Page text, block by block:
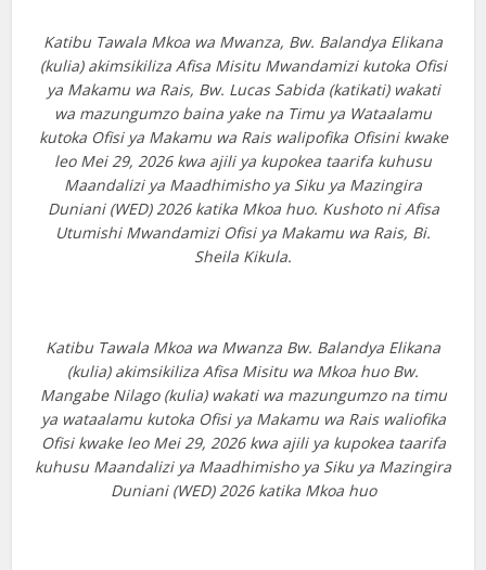
Katibu Tawala Mkoa wa Mwanza, Bw. Balandya Elikana
(kulia) akimsikiliza Afisa Misitu Mwandamizi kutoka Ofisi
ya Makamu wa Rais, Bw. Lucas Sabida (katikati) wakati
wa mazungumzo baina yake na Timu ya Wataalamu
kutoka Ofisi ya Makamu wa Rais walipofika Ofisini kwake
leo Mei 29, 2026 kwa ajili ya kupokea taarifa kuhusu
Maandalizi ya Maadhimisho ya Siku ya Mazingira
Duniani (WED) 2026 katika Mkoa huo. Kushoto ni Afisa
Utumishi Mwandamizi Ofisi ya Makamu wa Rais, Bi.
Sheila Kikula.
Katibu Tawala Mkoa wa Mwanza Bw. Balandya Elikana
(kulia) akimsikiliza Afisa Misitu wa Mkoa huo Bw.
Mangabe Nilago (kulia) wakati wa mazungumzo na timu
ya wataalamu kutoka Ofisi ya Makamu wa Rais waliofika
Ofisi kwake leo Mei 29, 2026 kwa ajili ya kupokea taarifa
kuhusu Maandalizi ya Maadhimisho ya Siku ya Mazingira
Duniani (WED) 2026 katika Mkoa huo